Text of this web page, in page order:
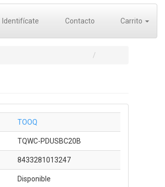
Identifícate Contacto Carrito
TOOQ
TQWC-PDUSBC20B
8433281013247
Disponible